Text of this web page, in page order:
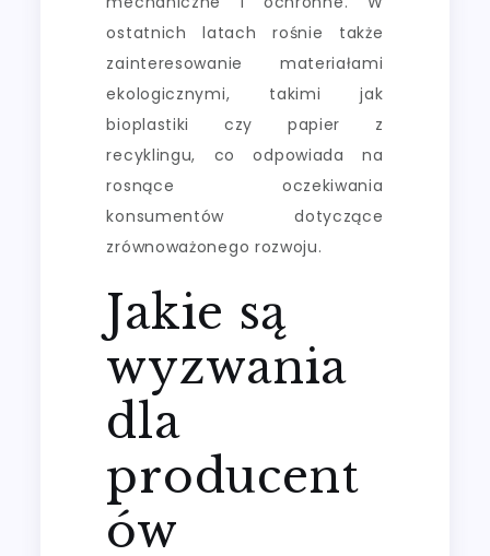
ostatnich latach rośnie także
zainteresowanie materiałami
ekologicznymi, takimi jak
bioplastiki czy papier z
recyklingu, co odpowiada na
rosnące oczekiwania
konsumentów dotyczące
zrównoważonego rozwoju.
Jakie są
wyzwania
dla
producent
ów